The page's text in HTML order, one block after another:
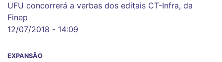
UFU concorrerá a verbas dos editais CT-Infra, da
Finep
12/07/2018 - 14:09
EXPANSÃO